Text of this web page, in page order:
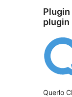
Plugin
plugin
Querlo